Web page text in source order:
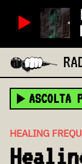
ASCOLTA
HEALING